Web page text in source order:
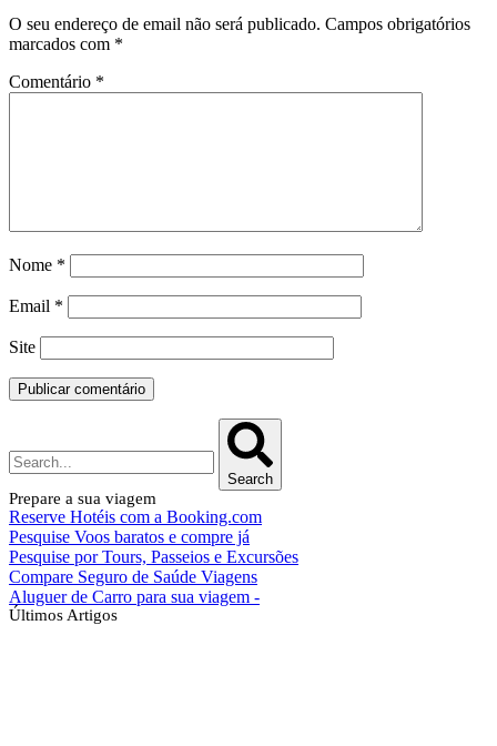
O seu endereço de email não será publicado. Campos obrigatórios
marcados com *
Comentário *
Nome *
Email *
Site
Search
Prepare a sua viagem
Reserve Hotéis com a Booking.com
Pesquise Voos baratos e compre já
Pesquise por Tours, Passeios e Excursões
Compare Seguro de Saúde Viagens
Aluguer de Carro para sua viagem -
Últimos Artigos